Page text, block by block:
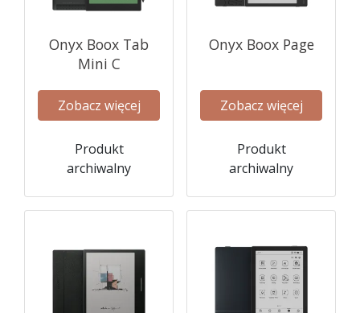
Onyx Boox Tab
Mini C
Zobacz więcej
Produkt
archiwalny
Onyx Boox Page
Zobacz więcej
Produkt
archiwalny